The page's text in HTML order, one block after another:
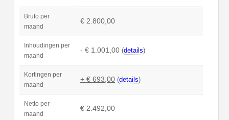
Bruto per
maand
€ 2.800,00
Inhoudingen per
maand
- € 1.001,00 (details)
Kortingen per
maand
+ € 693,00 (details)
Netto per
maand
€ 2.492,00